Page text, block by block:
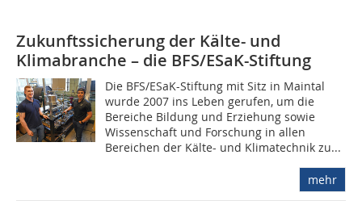
Zukunftssicherung der Kälte- und
Klimabranche – die BFS/ESaK-Stiftung
Die BFS/ESaK-Stiftung mit Sitz in Maintal
wurde 2007 ins Leben gerufen, um die
Bereiche Bildung und Erziehung sowie
Wissenschaft und Forschung in allen
Bereichen der Kälte- und Klimatechnik zu...
mehr